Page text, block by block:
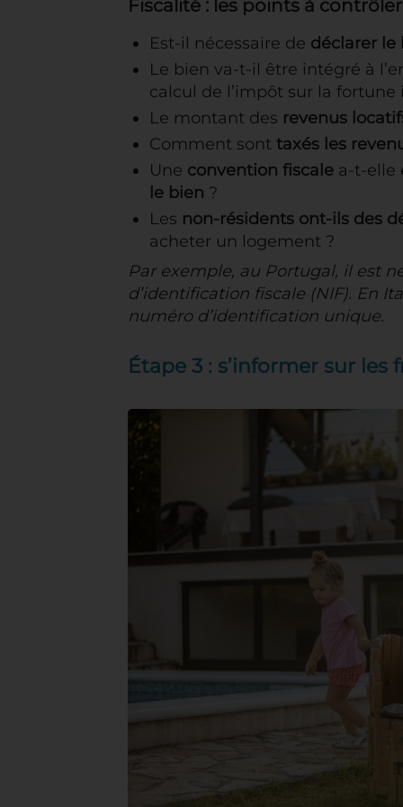
Fiscalité : les points à contrôler
Est-il nécessaire de déclarer le
Le bien va-t-il être intégré à
calcul de l’impôt sur la fortune
Le montant des revenus
Comment sont taxés les
Une convention fiscale a-t-elle
le bien ?
Les non-résidents ont-ils des
acheter un logement ?
Par exemple, au Portugal, il est
d’identification fiscale (NIF). En
numéro d’identification unique.
Étape 3 : s’informer sur les